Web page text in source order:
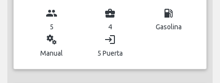
group
5
business_center
4
local_gas_station
Gasolina
miscellaneous_services
Manual
login
5 Puerta